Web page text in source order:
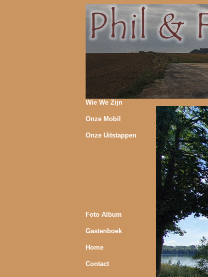
Wie We Zijn
Onze Mobil
Onze Uitstappen
Foto Album
Gastenboek
Home
Contact